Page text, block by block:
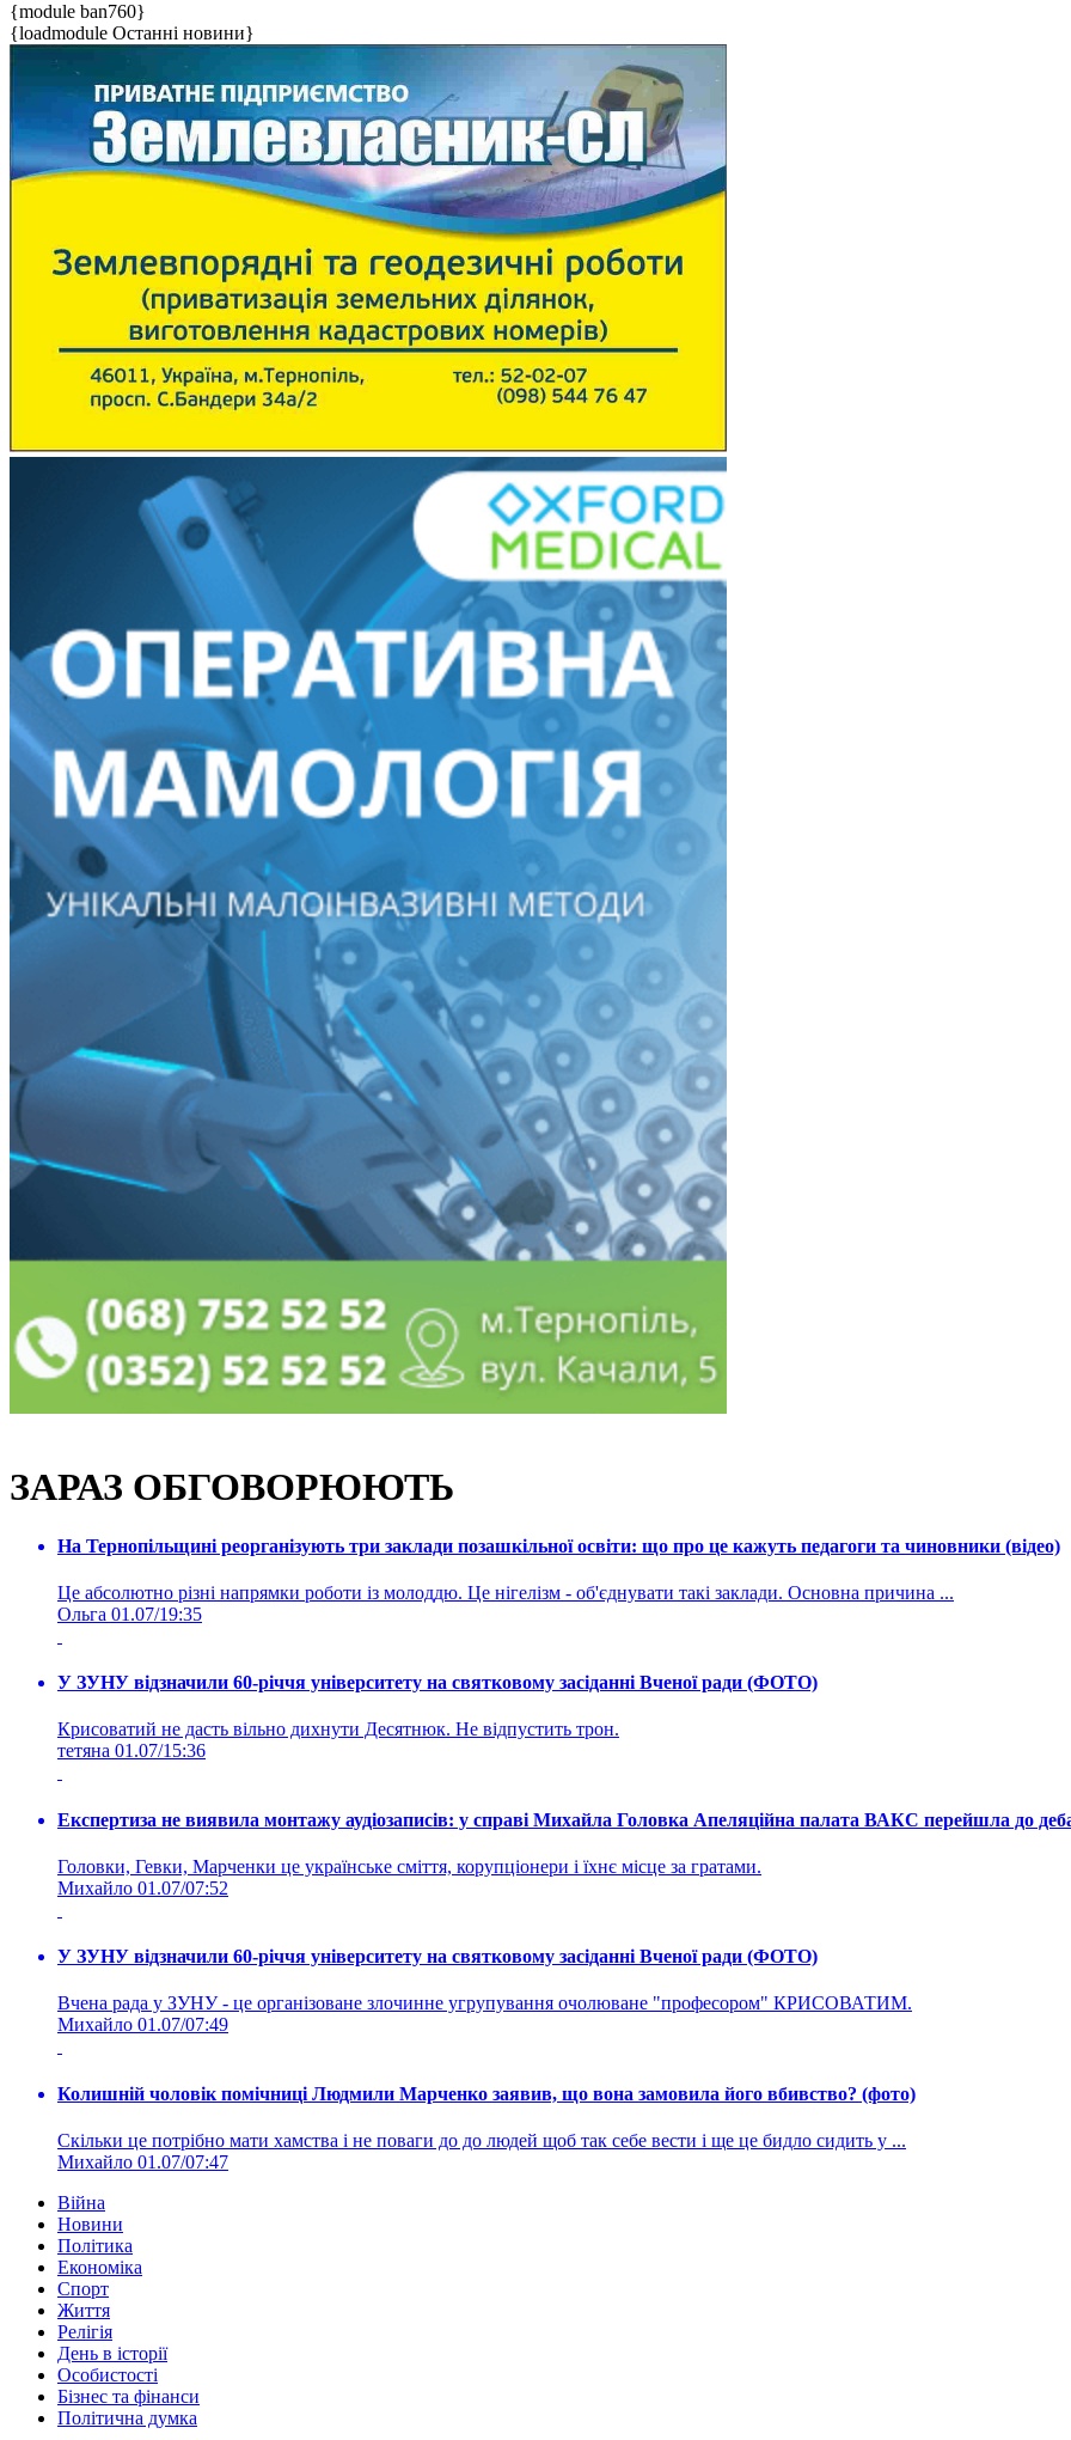
{module ban760}
{loadmodule Останні новини}
ЗАРАЗ ОБГОВОРЮЮТЬ
На Тернопільщині реорганізують три заклади позашкільної освіти: що про це кажуть педагоги та чиновники (відео)
Це абсолютно різні напрямки роботи із молоддю. Це нігелізм - об'єднувати такі заклади. Основна причина ...
Ольга 01.07/19:35
У ЗУНУ відзначили 60-річчя університету на святковому засіданні Вченої ради (ФОТО)
Крисоватий не дасть вільно дихнути Десятнюк. Не відпустить трон.
тетяна 01.07/15:36
Експертиза не виявила монтажу аудіозаписів: у справі Михайла Головка Апеляційна палата ВАКС перейшла до
Головки, Гевки, Марченки це українське сміття, корупціонери і їхнє місце за гратами.
Михайло 01.07/07:52
У ЗУНУ відзначили 60-річчя університету на святковому засіданні Вченої ради (ФОТО)
Вчена рада у ЗУНУ - це організоване злочинне угрупування очолюване "професором" КРИСОВАТИМ.
Михайло 01.07/07:49
Колишній чоловік помічниці Людмили Марченко заявив, що вона замовила його вбивство? (фото)
Скільки це потрібно мати хамства і не поваги до до людей щоб так себе вести і ще це бидло сидить у ...
Михайло 01.07/07:47
Війна
Новини
Політика
Економіка
Спорт
Життя
Релігія
День в історії
Особистості
Бізнес та фінанси
Політична думка